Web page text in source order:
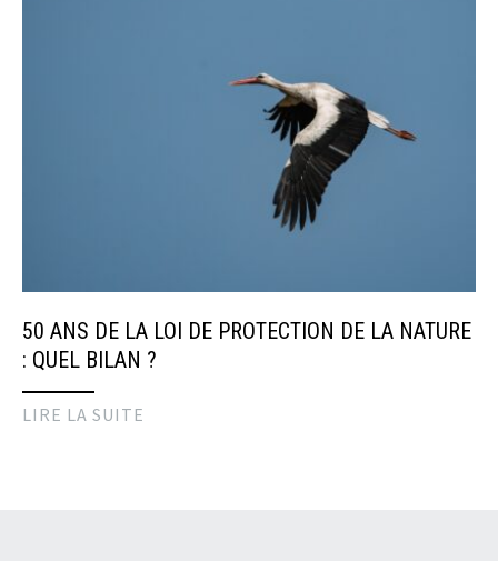
50 ANS DE LA LOI DE PROTECTION DE LA NATURE
: QUEL BILAN ?
LIRE LA SUITE